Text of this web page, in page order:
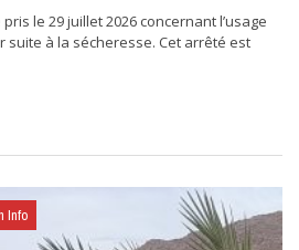
le 29 juillet 2026 concernant l’usage
suite à la sécheresse. Cet arrêté est
Info